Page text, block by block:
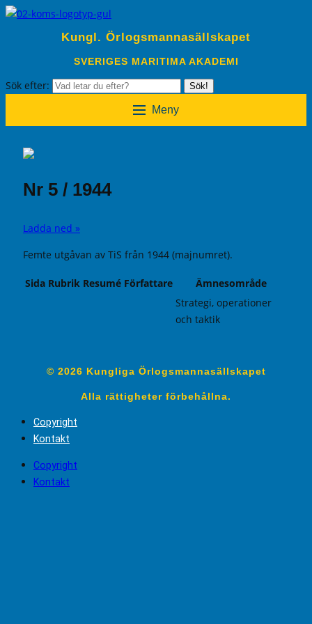
Kungl. Örlogsmannasällskapet
SVERIGES MARITIMA AKADEMI
Sök efter: Sök!
Meny
Nr 5 / 1944
Ladda ned »
Femte utgåvan av TiS från 1944 (majnumret).
Sida Rubrik Resumé Författare
Ämnesområde
Strategi, operationer
och taktik
© 2026 Kungliga Örlogsmannasällskapet
Alla rättigheter förbehållna.
Copyright
Kontakt
Copyright
Kontakt